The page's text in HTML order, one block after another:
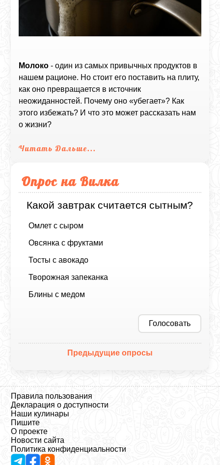
Молоко - один из самых привычных продуктов в
нашем рационе. Но стоит его поставить на плиту,
как оно превращается в источник
неожиданностей. Почему оно «убегает»? Как
этого избежать? И что это может рассказать нам
о жизни?
Читать Дальше...
Опрос на Вилка
Какой завтрак считается сытным?
Омлет с сыром
Овсянка с фруктами
Тосты с авокадо
Творожная запеканка
Блины с медом
Голосовать
Предыдущие опросы
Правила пользования
Декларация о доступности
Наши кулинары
Пишите
О проекте
Новости сайта
Политика конфиденциальности